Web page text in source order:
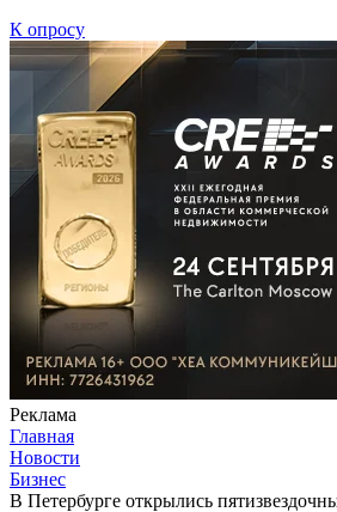
К опросу
Реклама
Главная
Новости
Бизнес
В Петербурге открылись